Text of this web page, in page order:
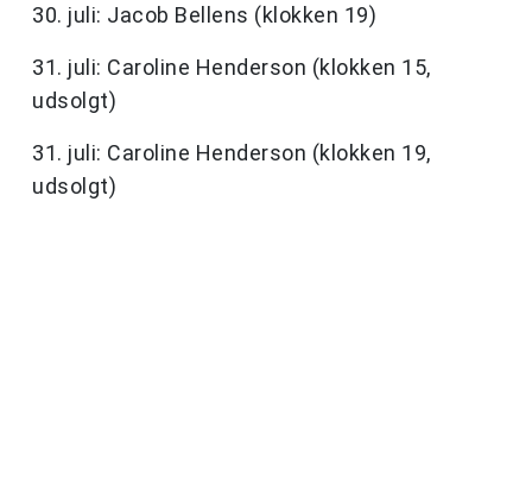
30. juli: Jacob Bellens (klokken 19)
31. juli: Caroline Henderson (klokken 15,
udsolgt)
31. juli: Caroline Henderson (klokken 19,
udsolgt)